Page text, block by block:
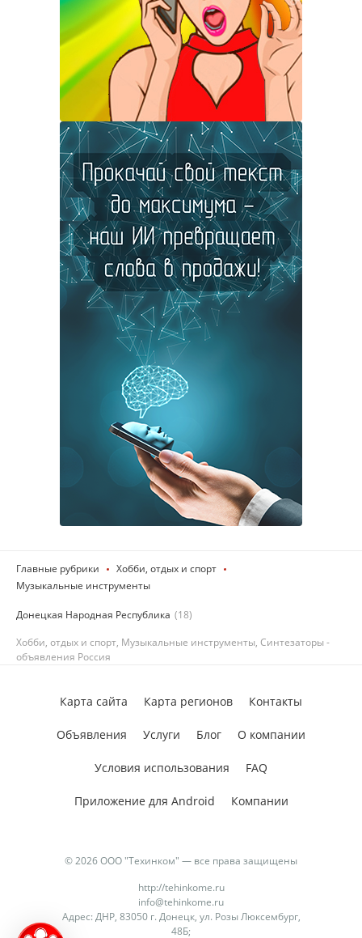
Главные рубрики
Хобби, отдых и спорт
Музыкальные инструменты
Донецкая Народная Республика (18)
Хобби, отдых и спорт, Музыкальные инструменты, Синтезаторы -
объявления Россия
© 2026 ООО "Техинком" — все права защищены
http://tehinkome.ru
info@tehinkome.ru
Адрес: ДНР, 83050 г. Донецк, ул. Розы Люксембург,
48Б;
Карта сайта Карта регионов Контакты
Объявления Услуги Блог О компании
Условия использования FAQ
Приложение для Android Компании